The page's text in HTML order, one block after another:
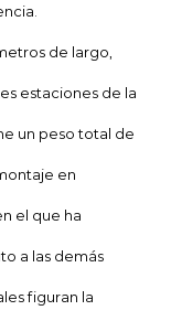
de largo,
estaciones de la
un peso total de
en
el que ha
a las demás
figuran la